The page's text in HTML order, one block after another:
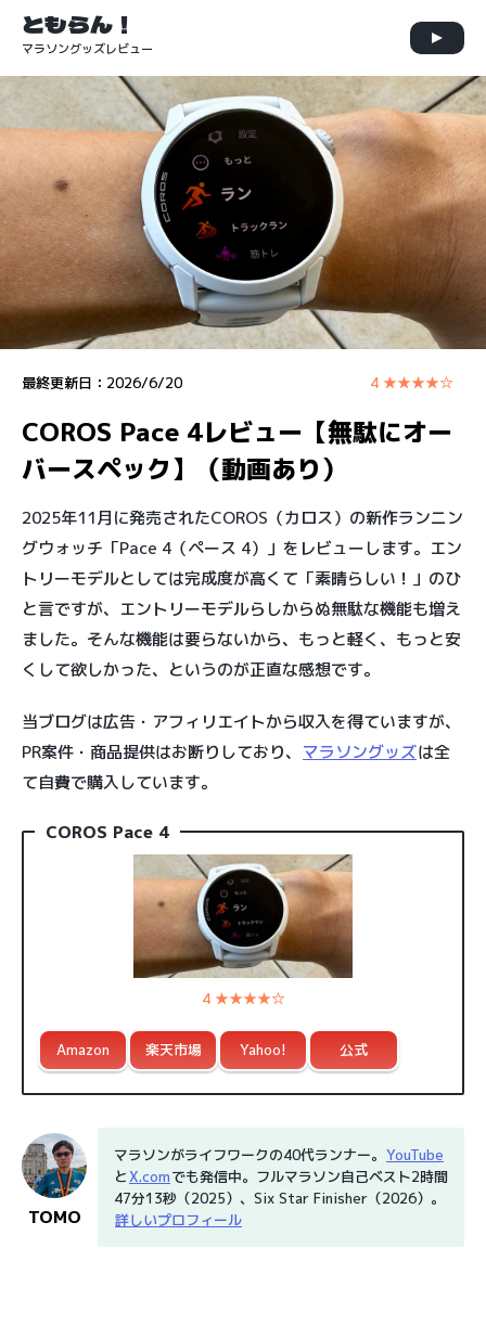
ともらん！
マラソングッズレビュー
最終更新日： 2026/6/20 4 ★★★★☆
COROS Pace 4レビュー【無駄にオー
バースペック】（動画あり）
2025年11月に発売されたCOROS（カロス）の新作ランニン
グウォッチ「Pace 4（ペース 4）」をレビューします。エン
トリーモデルとしては完成度が高くて「素晴らしい！」のひ
と言ですが、エントリーモデルらしからぬ無駄な機能も増え
ました。そんな機能は要らないから、もっと軽く、もっと安
くして欲しかった、というのが正直な感想です。
当ブログは広告・アフィリエイトから収入を得ていますが、
PR案件・商品提供はお断りしており、 マラソングッズは全
て自費で購入しています。
COROS Pace 4
4 ★★★★☆
Amazon 楽天市場 Yahoo! 公式
マラソンがライフワークの40代ランナー。 YouTube
とX.comでも発信中。フルマラソン自己ベスト2時間
47分13秒（2025）、Six Star Finisher（2026）。
詳しいプロフィール
TOMO